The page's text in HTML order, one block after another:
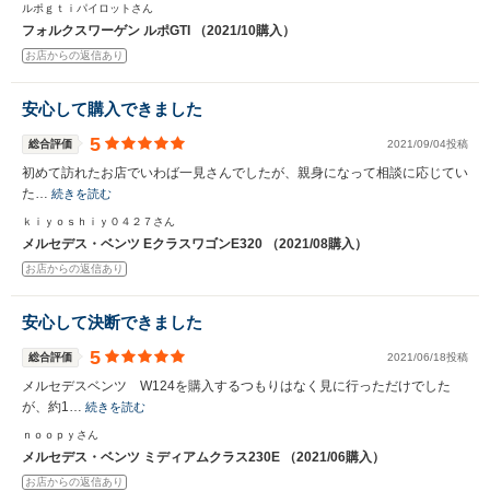
ルポｇｔｉパイロットさん
フォルクスワーゲン ルポGTI （2021/10購入）
お店からの返信あり
安心して購入できました
総合評価 5 2021/09/04投稿
初めて訪れたお店でいわば一見さんでしたが、親身になって相談に応じてい
た… 続きを読む
ｋｉｙｏｓｈｉｙ０４２７さん
メルセデス・ベンツ EクラスワゴンE320 （2021/08購入）
お店からの返信あり
安心して決断できました
総合評価 5 2021/06/18投稿
メルセデスベンツ W124を購入するつもりはなく見に行っただけでした
が、約1… 続きを読む
ｎｏｏｐｙさん
メルセデス・ベンツ ミディアムクラス230E （2021/06購入）
お店からの返信あり